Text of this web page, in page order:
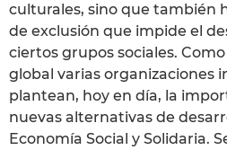
culturales, sino que también
de exclusión que impide el
ciertos grupos sociales.
global varias organizaciones
plantean, hoy en día, la
nuevas alternativas de
Economía Social y Solidaria.